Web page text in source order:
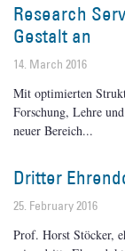
Research
Gestalt an
14. March 2016
Mit optimierten
Forschung, Lehre
neuer Bereich
Dritter
25. February 2016
Prof. Horst Stöcker,